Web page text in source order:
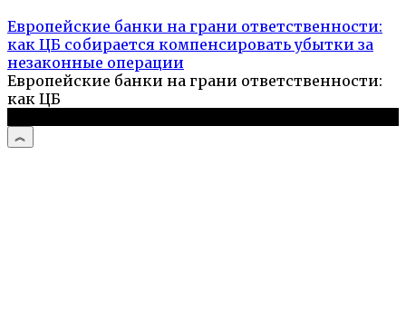
Европейские банки на грани ответственности:
как ЦБ собирается компенсировать убытки за
незаконные операции
Европейские банки на грани ответственности:
как ЦБ